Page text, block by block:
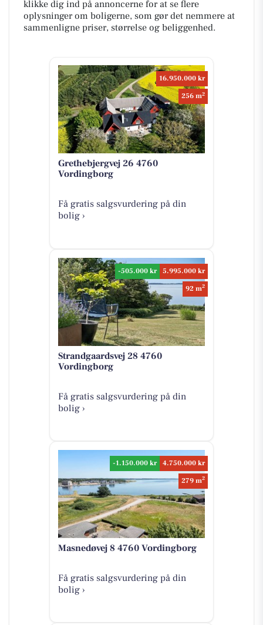
klikke dig ind på annoncerne for at se flere
oplysninger om boligerne, som gør det nemmere at
sammenligne priser, størrelse og beliggenhed.
16.950.000 kr
256 m2
Grethebjergvej 26 4760
Vordingborg
Få gratis salgsvurdering på din
bolig ›
-505.000 kr
5.995.000 kr
92 m2
Strandgaardsvej 28 4760
Vordingborg
Få gratis salgsvurdering på din
bolig ›
-1.150.000 kr
4.750.000 kr
279 m2
Masnedøvej 8 4760 Vordingborg
Få gratis salgsvurdering på din
bolig ›